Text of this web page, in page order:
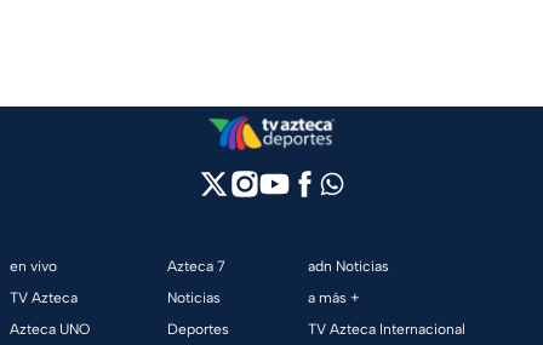
en vivo
TV Azteca
Azteca UNO
Azteca 7
Noticias
Deportes
adn Noticias
a más +
TV Azteca Internacional